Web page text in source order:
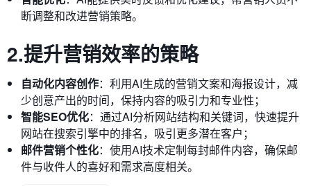
断调整和改进营销策略。
2.提升营销效率的策略
自动化内容创作：利用AI生成的营销文案和海报设计，减
少创意产出的时间，保持内容的吸引力和专业性；
智能SEO优化：通过AI分析网站结构和关键词，快速提升
网站在搜索引擎中的排名，吸引更多潜在客户；
邮件营销个性化：使用AI技术定制每封邮件内容，确保邮
件与收件人的喜好和需求高度相关。